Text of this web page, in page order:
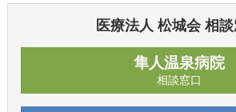
医療法人 松城会 相談
隼人温泉病院
相談窓口